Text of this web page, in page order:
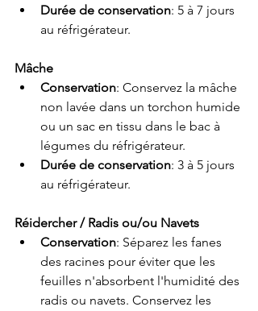
Durée de conservation: 5 à 7 jours
au réfrigérateur.
Mâche
Conservation: Conservez la mâche
non lavée dans un torchon humide
ou un sac en tissu dans le bac à
légumes du réfrigérateur.
Durée de conservation: 3 à 5 jours
au réfrigérateur.
Réidercher / Radis ou/ou Navets
Conservation: Séparez les fanes
des racines pour éviter que les
feuilles n'absorbent l'humidité des
radis ou navets. Conservez les